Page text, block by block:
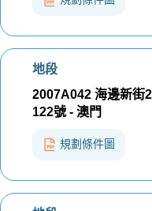
地段
2007A042 海邊新街
122號 - 澳門
規劃條件圖